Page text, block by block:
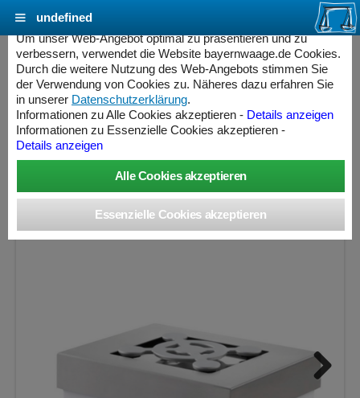
METTLER-TOLEDO Präzisionswaage
Excellence XPR20002LDR
Wägebereich: 4,2 / 20,1 kg, Ablesbarkeit: 0,01 / 0,1 g, nicht
eichfähig
Next
Cookie Einstellungen - bayernwaage.de
Um unser Web-Angebot optimal zu präsentieren und zu
verbessern, verwendet die Website bayernwaage.de Cookies.
Durch die weitere Nutzung des Web-Angebots stimmen Sie
der Verwendung von Cookies zu. Näheres dazu erfahren Sie
in unserer Datenschutzerklärung.
Informationen zu Alle Cookies akzeptieren - Details anzeigen
Informationen zu Essenzielle Cookies akzeptieren -
Details anzeigen
undefined